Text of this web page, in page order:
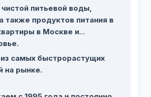
питьевой воды,
также продуктов питания в
в Москве и
самых быстрорастущих
на рынке.